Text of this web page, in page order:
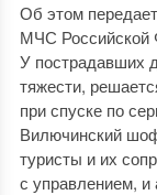
Об этом
МЧС Российской
У пострадавших
тяжести,
при спуске по
Вилючинский
туристы и их
с управлением, и